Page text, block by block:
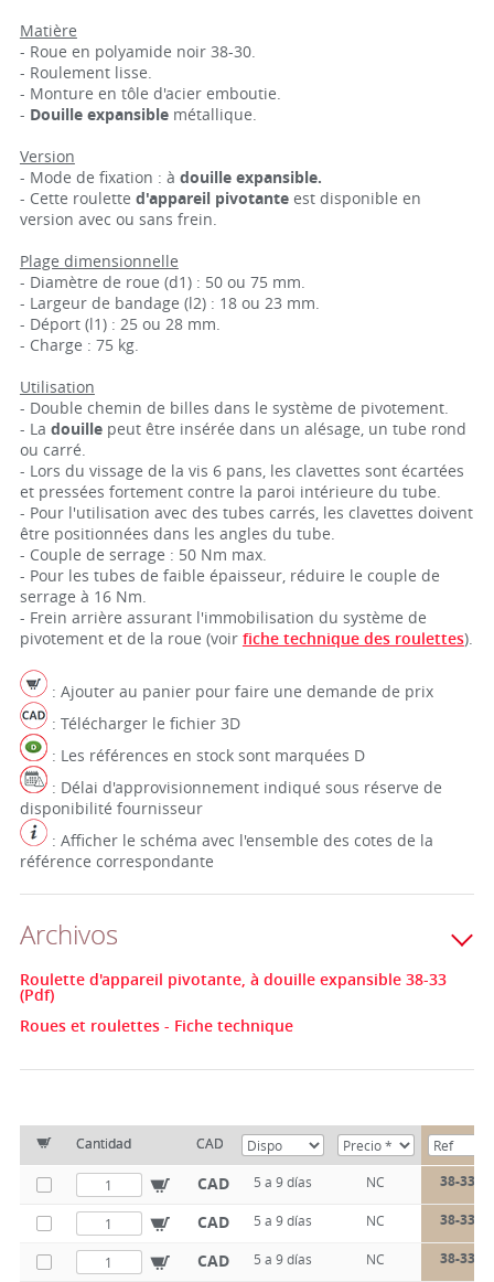
Matière
- Roue en polyamide noir 38-30.
- Roulement lisse.
- Monture en tôle d'acier emboutie.
- Douille expansiblemétallique.
Version
- Mode de fixation : à douille expansible.
- Cette roulette d'appareil pivotanteest disponible en
version avec ou sans frein.
Plage dimensionnelle
- Diamètre de roue (d1) : 50 ou 75 mm.
- Largeur de bandage (l2) : 18 ou 23 mm.
- Déport (l1) : 25 ou 28 mm.
- Charge : 75 kg.
Utilisation
- Double chemin de billes dans le système de pivotement.
- La douillepeut être insérée dans un alésage, un tube rond
ou carré.
- Lors du vissage de la vis 6 pans, les clavettes sont écartées
et pressées fortement contre la paroi intérieure du tube.
- Pour l'utilisation avec des tubes carrés, les clavettes doivent
être positionnées dans les angles du tube.
- Couple de serrage : 50 Nm max.
- Pour les tubes de faible épaisseur, réduire le couple de
serrage à 16 Nm.
- Frein arrière assurant l'immobilisation du système de
pivotement et de la roue (voir fiche technique des roulettes).
: Ajouter au panier pour faire une demande de prix
: Télécharger le fichier 3D
: Les références en stock sont marquées D
: Délai d'approvisionnement indiqué sous réserve de
disponibilité fournisseur
: Afficher le schéma avec l'ensemble des cotes de la
référence correspondante
Archivos
Roulette d'appareil pivotante, à douille expansible 38-33
(Pdf)
Roues et roulettes - Fiche technique
Cantidad CAD
CAD 5 a 9 días NC 38-331-
CAD 5 a 9 días NC 38-331-
CAD 5 a 9 días NC 38-331-